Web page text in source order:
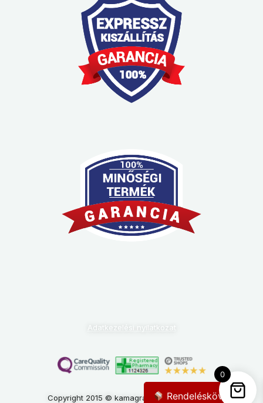
Copyright 2015 © kamagra-gyogyszertar.com
Adatkezelési nyilatkozat
Rendeléskövetés
0